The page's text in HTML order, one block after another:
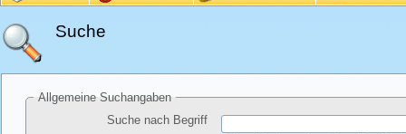
Suche
Allgemeine Suchangaben
Suche nach Begriff